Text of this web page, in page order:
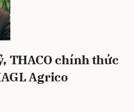
THACO chính thức
Agrico